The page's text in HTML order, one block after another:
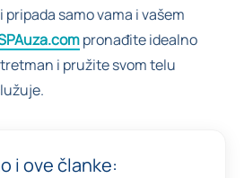
samo vama i vašem
pronađite idealno
i pružite svom telu
i ove članke: